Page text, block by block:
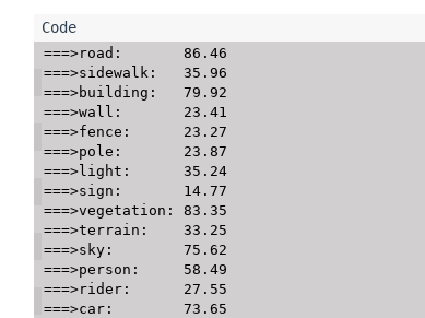
===>road:       86.46
===>sidewalk:   35.96
===>building:   79.92
===>wall:       23.41
===>fence:      23.27
===>pole:       23.87
===>light:      35.24
===>sign:       14.77
===>vegetation: 83.35
===>terrain:    33.25
===>sky:        75.62
===>person:     58.49
===>rider:      27.55
===>car:        73.65